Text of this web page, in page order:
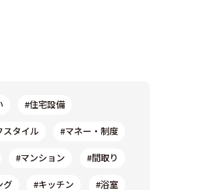
#住宅設備
スタイル #マネー・制度
#マンション #間取り
グ #キッチン #浴室